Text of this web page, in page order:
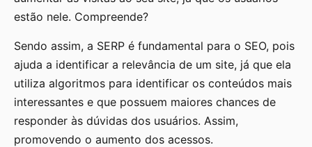
estão nele. Compreende?
Sendo assim, a SERP é fundamental para o SEO, pois
ajuda a identificar a relevância de um site, já que ela
utiliza algoritmos para identificar os conteúdos mais
interessantes e que possuem maiores chances de
responder às dúvidas dos usuários. Assim,
promovendo o aumento dos acessos.